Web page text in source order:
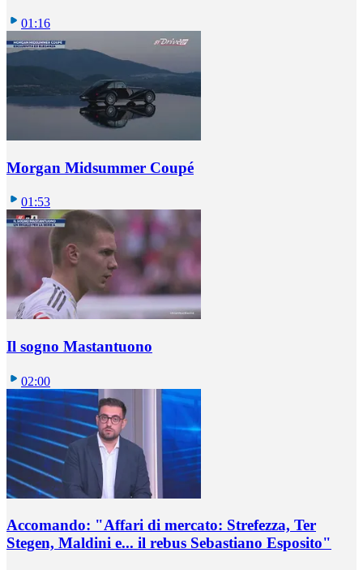
01:16
Morgan Midsummer Coupé
01:53
Il sogno Mastantuono
02:00
Accomando: "Affari di mercato: Strefezza, Ter
Stegen, Maldini e... il rebus Sebastiano Esposito"